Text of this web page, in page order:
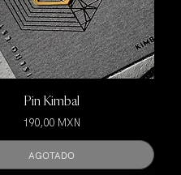
Pin Kimbal
Precio
190,00 MXN
AGOTADO